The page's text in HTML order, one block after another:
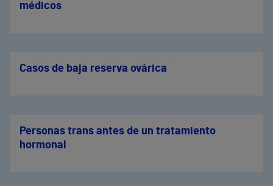
médicos
Casos de baja reserva ovárica
Personas trans antes de un tratamiento
hormonal